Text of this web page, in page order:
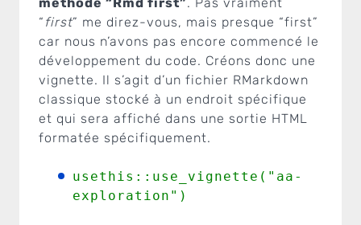
“ first” me direz-vous, mais presque “first”
car nous n’avons pas encore commencé le
développement du code. Créons donc une
vignette. Il s’agit d’un fichier RMarkdown
classique stocké à un endroit spécifique
et qui sera affiché dans une sortie HTML
formatée spécifiquement.
usethis::use_vignette("aa-
exploration")